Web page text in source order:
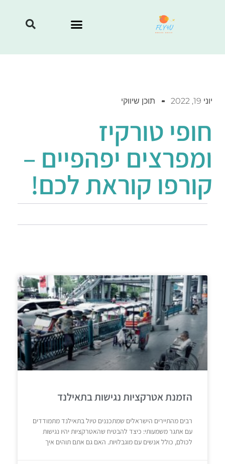
יוני 19, 2022 תוכן שיווקי
חופי טורקיז
ומפרצים יפהפיים –
קורפו קוראת לכם!
הזמנת אטרקציות נגישות בתאילנד
רבים מהתיירים הישראלים שמתכננים טיול בתאילנד מתמודדים
עם אתגר משמעותי: כיצד להבטיח שהאטרקציות יהיו נגישות
לכולם, כולל אנשים עם מוגבלויות. האם גם אתם תוהים איך